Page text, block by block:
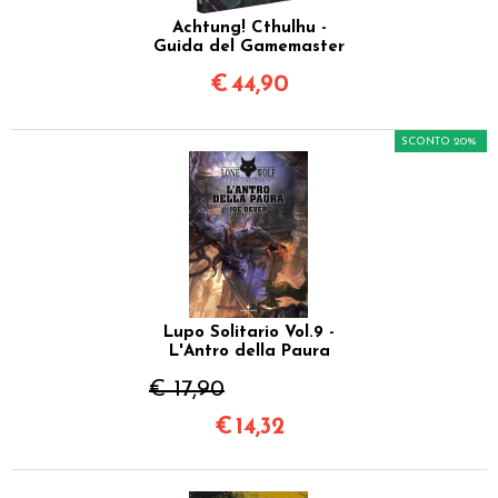
Achtung! Cthulhu -
Guida del Gamemaster
€44,90
Lupo Solitario Vol.9 -
L'Antro della Paura
€ 17,90
SCONTO 20%
€ 14,32